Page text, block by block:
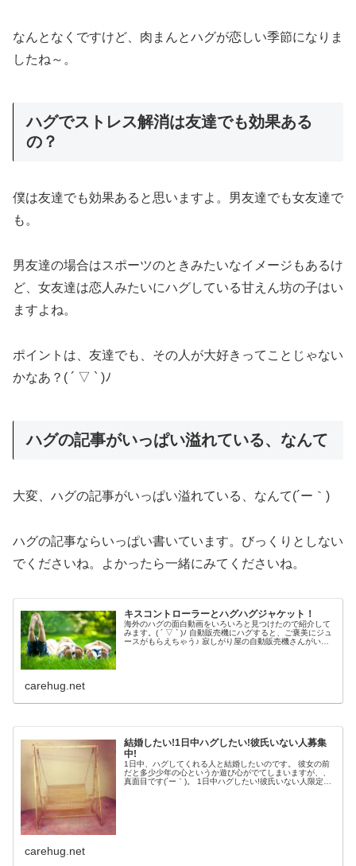
なんとなくですけど、肉まんとハグが恋しい季節になりま
したね～。
ハグでストレス解消は友達でも効果ある
の？
僕は友達でも効果あると思いますよ。男友達でも女友達で
も。
男友達の場合はスポーツのときみたいなイメージもあるけ
ど、女友達は恋人みたいにハグしている甘えん坊の子はい
ますよね。
ポイントは、友達でも、その人が大好きってことじゃない
かなあ？( ´ ▽ ` )ﾉ
ハグの記事がいっぱい溢れている、なんて
大変、ハグの記事がいっぱい溢れている、なんて(´ー｀)
ハグの記事ならいっぱい書いています。びっくりとしない
でくださいね。よかったら一緒にみてくださいね。
キスコントローラーとハグハグジャケット！
海外のハグの面白動画をいろいろと見つけたので紹介して
みます。( ´ ▽ ` )ﾉ 自動販売機にハグすると、ご褒美にジュ
ースがもらえちゃう♪ 寂しがり屋の自動販売機さんがいま
carehug.net
結婚したい!1日中ハグしたい!彼氏いない人募集
中!
1日中、ハグしてくれる人と結婚したいのです。 彼女の前
だと多少少年の心というか遊び心がでてしまいますが、、
真面目です(´ー｀)。 1日中ハグしたい!彼氏いない人限定で
carehug.net